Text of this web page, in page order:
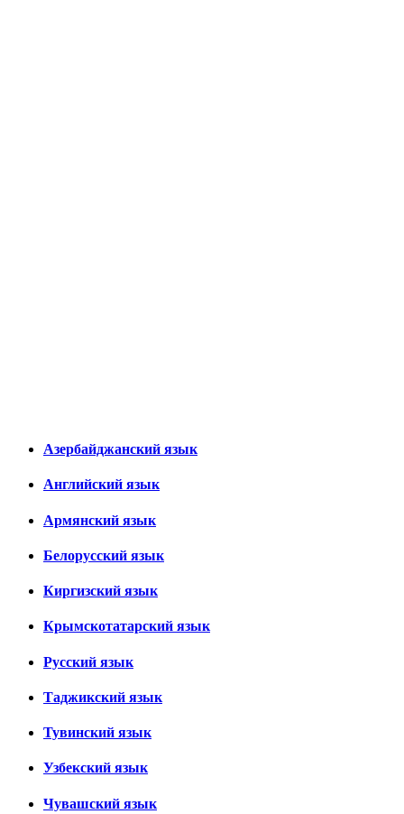
Азербайджанский язык
Английский язык
Армянский язык
Белорусский язык
Киргизский язык
Крымскотатарский язык
Русский язык
Таджикский язык
Тувинский язык
Узбекский язык
Чувашский язык